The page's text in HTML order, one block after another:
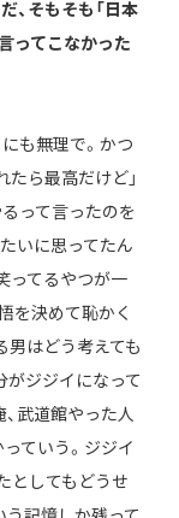
、そもそも「日本
ってこなかった
も無理で。かつ
たら最高だけど」
って言ったのを
たいに思ってたん
ってるやつが一
を決めて恥かく
男はどう考えても
がジジイになって
、武道館やった人
ていう。ジジイ
としてもどうせ